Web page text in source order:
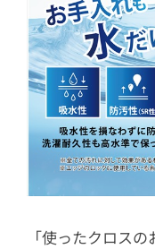
「使ったクロス